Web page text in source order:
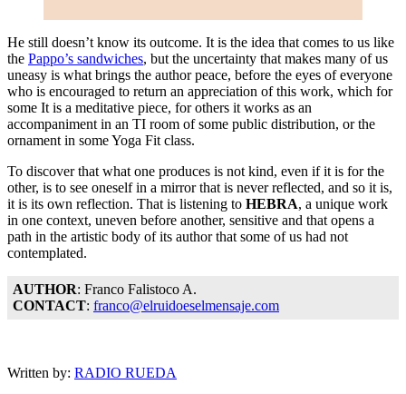
He still doesn’t know its outcome. It is the idea that comes to us like
the Pappo’s sandwiches, but the uncertainty that makes many of us
uneasy is what brings the author peace, before the eyes of everyone
who is encouraged to return an appreciation of this work, which for
some It is a meditative piece, for others it works as an
accompaniment in an TI room of some public distribution, or the
ornament in some Yoga Fit class.
To discover that what one produces is not kind, even if it is for the
other, is to see oneself in a mirror that is never reflected, and so it is,
it is its own reflection. That is listening to HEBRA, a unique work
in one context, uneven before another, sensitive and that opens a
path in the artistic body of its author that some of us had not
contemplated.
AUTHOR: Franco Falistoco A.
CONTACT: franco@elruidoeselmensaje.com
Written by: RADIO RUEDA